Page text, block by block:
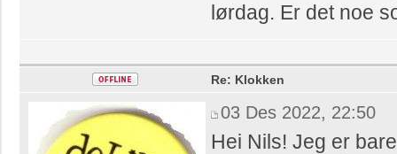
lørdag. Er det noe
Re: Klokken
03 Des 2022, 22:50
Hei Nils! Jeg er